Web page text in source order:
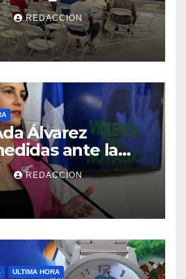
REDACCION
Álvarez
ante la
el noviazgo
REDACCION
ULTIMA HORA